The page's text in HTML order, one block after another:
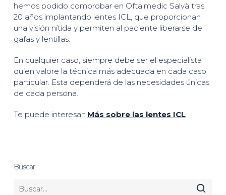
hemos podido comprobar en Oftalmedic Salvà tras
20 años implantando lentes ICL, que proporcionan
una visión nítida y permiten al paciente liberarse de
gafas y lentillas.
En cualquier caso, siempre debe ser el especialista
quien valore la técnica más adecuada en cada caso
particular. Esta dependerá de las necesidades únicas
de cada persona.
Te puede interesar: Más sobre las lentes ICL
Buscar